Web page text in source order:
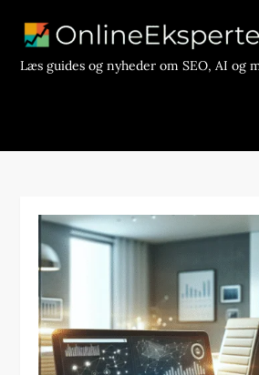
contentLæs guides og nyheder om SEO, AI og